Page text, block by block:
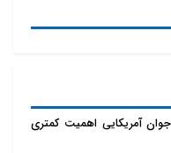
آمریکایی اهمیت کمتری